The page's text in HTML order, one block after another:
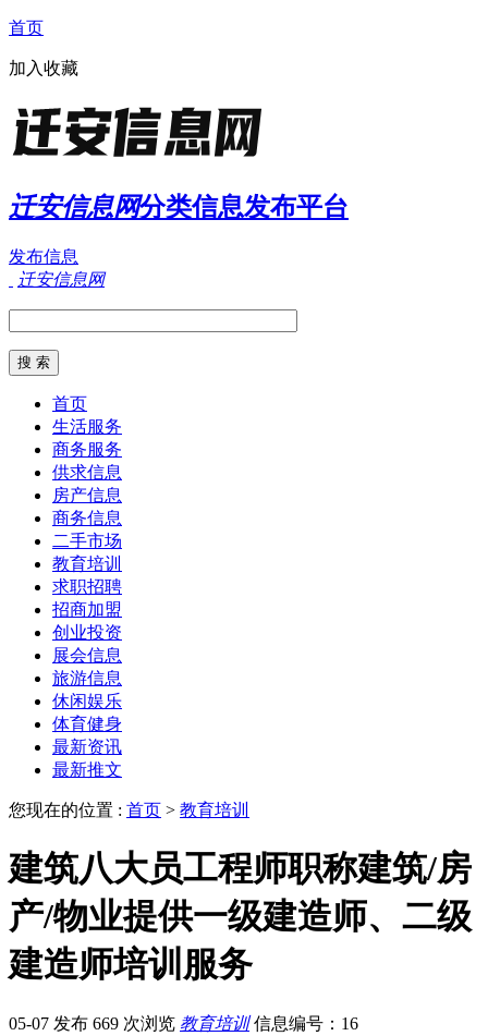
首页
加入收藏
迁安信息网分类信息发布平台
发布信息
迁安信息网
首页
生活服务
商务服务
供求信息
房产信息
商务信息
二手市场
教育培训
求职招聘
招商加盟
创业投资
展会信息
旅游信息
休闲娱乐
体育健身
最新资讯
最新推文
您现在的位置 : 首页 > 教育培训
建筑八大员工程师职称建筑/房
产/物业提供一级建造师、二级
建造师培训服务
05-07 发布 669 次浏览 教育培训 信息编号：16